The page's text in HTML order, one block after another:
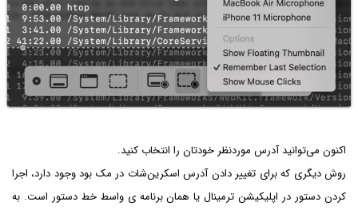
اکنون می‌توانید آدرس موردنظر خودتان را انتخاب کنید.
روش دیگری که برای تغییر دادن آدرس اسکرین‌شات در مک بود وجود دارد، اجرا
کردن دستور در اپلیکیشن ترمینال یا همان برنامه ی واسط خط دستور است. به